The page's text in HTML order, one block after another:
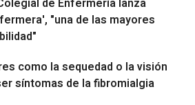
de Enfermería lanza
"una de las mayores
como la sequedad o la visión
síntomas de la fibromialgia